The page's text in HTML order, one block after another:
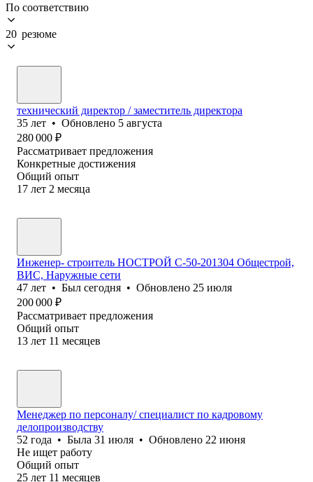
По соответствию
20 резюме
технический директор / заместитель директора
35 лет • Обновлено 5 августа
280 000 ₽
Рассматривает предложения
Конкретные достижения
Общий опыт
17 лет 2 месяца
Инженер- строитель НОСТРОЙ С-50-201304 Общестрой,
ВИС, Наружные сети
47 лет • Был сегодня • Обновлено 25 июля
200 000 ₽
Рассматривает предложения
Общий опыт
13 лет 11 месяцев
Менеджер по персоналу/ специалист по кадровому
делопроизводству
52 года • Была 31 июля • Обновлено 22 июня
Не ищет работу
Общий опыт
25 лет 11 месяцев